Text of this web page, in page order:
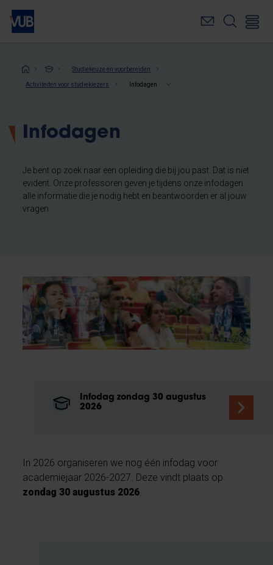
Overslaan
naar
inhoudKruimelpad
Studiekeuze en voorbereiden
Activiteiten voor studiekiezers Infodagen
Infodagen
Je bent op zoek naar een opleiding die bij jou past. Dat is niet
evident. Onze professoren geven je tijdens onze infodagen
alle informatie die je nodig hebt en beantwoorden er al jouw
vragen.
Infodag zondag 30 augustus
2026
In 2026 organiseren we nog één infodag voor
academiejaar 2026-2027. Deze vindt plaats op
zondag 30 augustus 2026.